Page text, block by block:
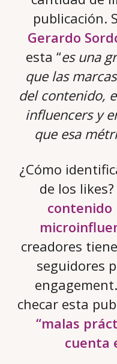
publicación.
Gerardo
esta “es una
que las
del contenido,
influencers y
que esa
¿Cómo
de los
contenido
creadores
seguidores
checar esta
“malas
cuenta